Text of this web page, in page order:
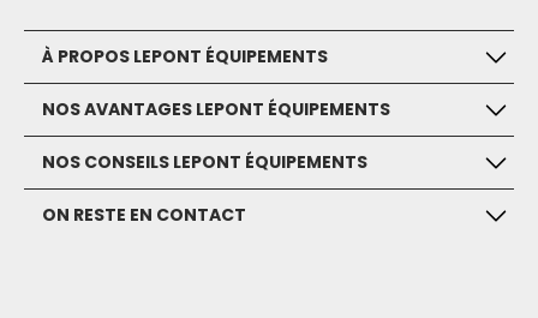
À PROPOS LEPONT ÉQUIPEMENTS
NOS AVANTAGES LEPONT ÉQUIPEMENTS
NOS CONSEILS LEPONT ÉQUIPEMENTS
ON RESTE EN CONTACT